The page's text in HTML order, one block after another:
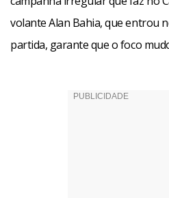
volante Alan Bahia, que entrou
partida, garante que o foco